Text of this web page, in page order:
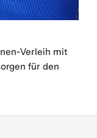
Verleih mit
für den